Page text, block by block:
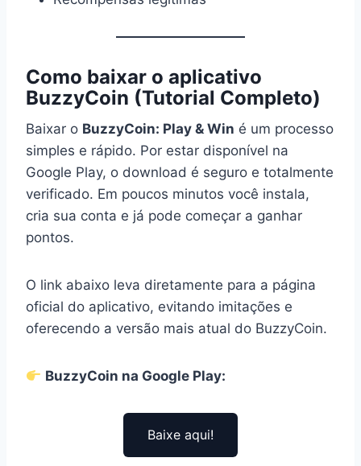
Como baixar o aplicativo
BuzzyCoin (Tutorial Completo)
Baixar o BuzzyCoin: Play & Win é um processo
simples e rápido. Por estar disponível na
Google Play, o download é seguro e totalmente
verificado. Em poucos minutos você instala,
cria sua conta e já pode começar a ganhar
pontos.
O link abaixo leva diretamente para a página
oficial do aplicativo, evitando imitações e
oferecendo a versão mais atual do BuzzyCoin.
BuzzyCoin na Google Play:
Baixe aqui!